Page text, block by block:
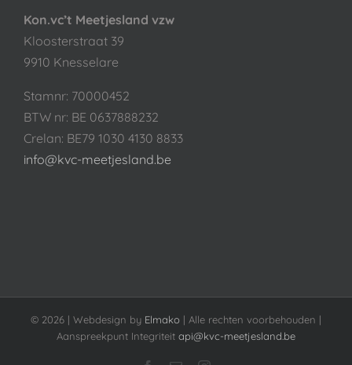
Kon.vc’t Meetjesland vzw
Kloosterstraat 39
9910 Knesselare
Stamnr: 70000452
BTW nr: BE 0637888232
Crelan: BE79 1030 4130 8833
info@kvc-meetjesland.be
© 2026 | Webdesign by Elmako | Alle rechten voorbehouden |
Aanspreekpunt Integriteit api@kvc-meetjesland.be